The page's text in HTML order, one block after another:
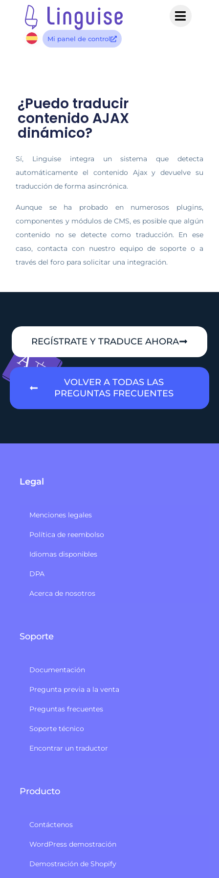
Mi panel de control
¿Puedo traducir
contenido AJAX
dinámico?
Sí, Linguise integra un sistema que detecta
automáticamente el contenido Ajax y devuelve su
traducción de forma asincrónica.
Aunque se ha probado en numerosos plugins,
componentes y módulos de CMS, es posible que algún
contenido no se detecte como traducción. En ese
caso, contacta con nuestro equipo de soporte o a
través del foro para solicitar una integración.
REGÍSTRATE Y TRADUCE AHORA
VOLVER A TODAS LAS
PREGUNTAS FRECUENTES
Legal
Menciones legales
Política de reembolso
Idiomas disponibles
DPA
Acerca de nosotros
Soporte
Documentación
Pregunta previa a la venta
Preguntas frecuentes
Soporte técnico
Encontrar un traductor
Producto
Contáctenos
WordPress demostración
Demostración de Shopify